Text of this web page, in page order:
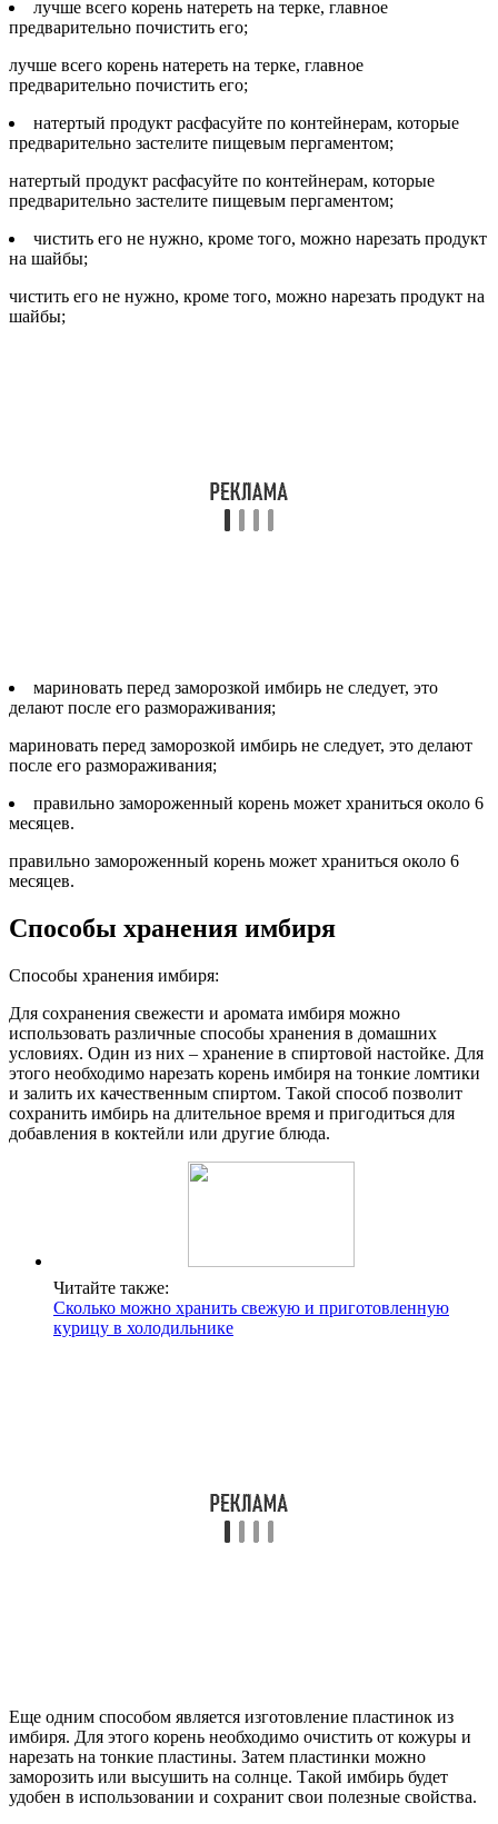
лучше всего корень натереть на терке, главное
предварительно почистить его;
лучше всего корень натереть на терке, главное
предварительно почистить его;
натертый продукт расфасуйте по контейнерам, которые
предварительно застелите пищевым пергаментом;
натертый продукт расфасуйте по контейнерам, которые
предварительно застелите пищевым пергаментом;
чистить его не нужно, кроме того, можно нарезать продукт
на шайбы;
чистить его не нужно, кроме того, можно нарезать продукт на
шайбы;
мариновать перед заморозкой имбирь не следует, это
делают после его размораживания;
мариновать перед заморозкой имбирь не следует, это делают
после его размораживания;
правильно замороженный корень может храниться около 6
месяцев.
правильно замороженный корень может храниться около 6
месяцев.
Способы хранения имбиря
Способы хранения имбиря:
Для сохранения свежести и аромата имбиря можно
использовать различные способы хранения в домашних
условиях. Один из них – хранение в спиртовой настойке. Для
этого необходимо нарезать корень имбиря на тонкие ломтики
и залить их качественным спиртом. Такой способ позволит
сохранить имбирь на длительное время и пригодиться для
добавления в коктейли или другие блюда.
Читайте также:
Сколько можно хранить свежую и приготовленную
курицу в холодильнике
Еще одним способом является изготовление пластинок из
имбиря. Для этого корень необходимо очистить от кожуры и
нарезать на тонкие пластины. Затем пластинки можно
заморозить или высушить на солнце. Такой имбирь будет
удобен в использовании и сохранит свои полезные свойства.